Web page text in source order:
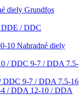
diely Grundfos
/ DDC
Nahradné diely
DDC 9-7 / DDA 7.5-16